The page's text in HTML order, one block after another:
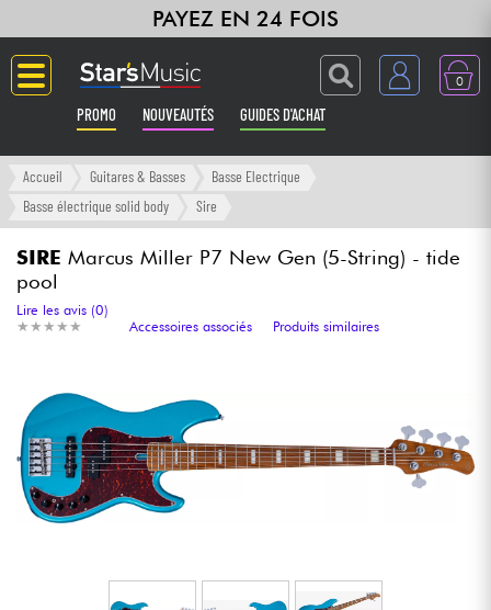
PAYEZ EN 24 FOIS
0
PROMO NOUVEAUTÉS GUIDES D'ACHAT
Langue
Synthés & Sampleurs
Home Studio
Casques
Accueil Guitares & Basses
Basse Electrique
Basse électrique solid body
Sire
SIRE Marcus Miller P7 New Gen (5-String) - tide
pool
★ ★ ★ ★ ★
★ ★ ★ ★ ★
Lire les avis (0)
Accessoires associés
Produits similaires